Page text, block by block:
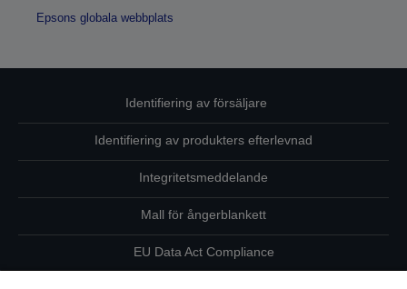
Epsons globala webbplats
Identifiering av försäljare
Identifiering av produkters efterlevnad
Integritetsmeddelande
Mall för ångerblankett
EU Data Act Compliance